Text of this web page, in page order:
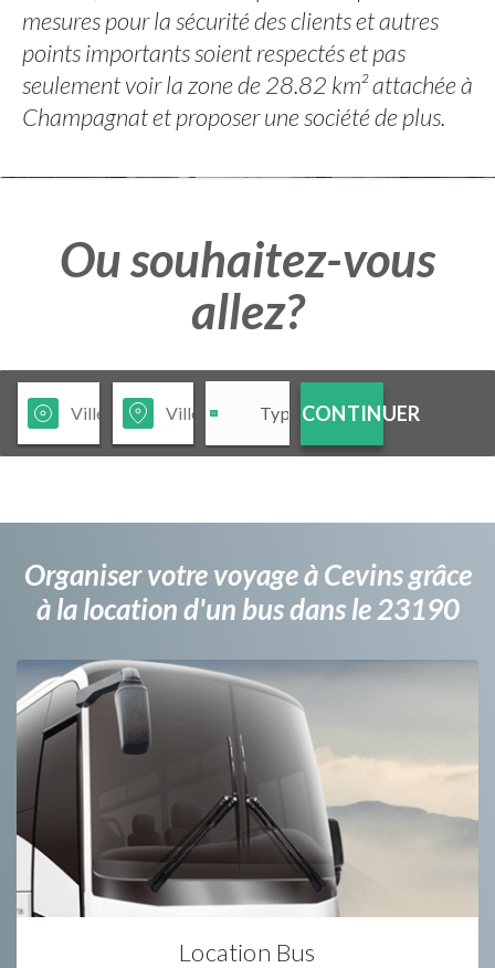
mesures pour la sécurité des clients et autres
points importants soient respectés et pas
seulement voir la zone de 28.82 km² attachée à
Champagnat et proposer une société de plus.
Ou souhaitez-vous
allez?
CONTINUER
Organiser votre voyage à Cevins grâce
à la location d'un bus dans le 23190
Location Bus